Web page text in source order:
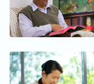
后来，在化疗前
疼，我有些害怕
神，什么难关都
后，我的心稍稍